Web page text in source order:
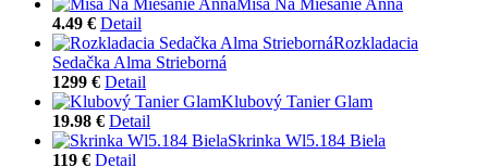
4.49 € Detail
Rozkladacia
Sedačka Alma Strieborná
1299 € Detail
Klubový Tanier Glam
19.98 € Detail
Skrinka Wl5.184 Biela
119 € Detail